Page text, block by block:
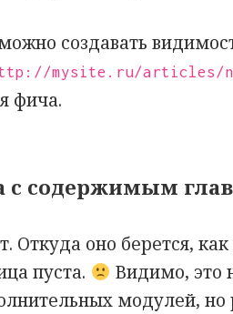
создавать
mysite.ru/articles/
фича.
с содержимым
Откуда оно берется,
пуста.
Видимо, это
модулей, но